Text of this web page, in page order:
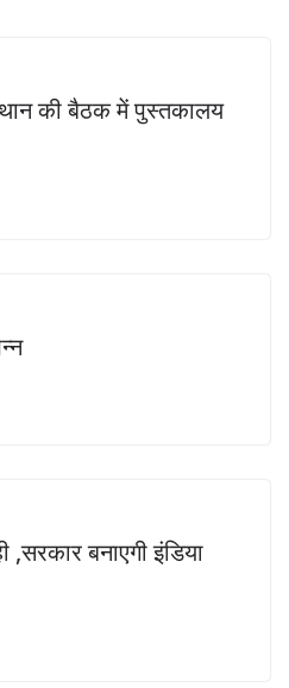
की बैठक में पुस्तकालय
बनाएगी इंडिया